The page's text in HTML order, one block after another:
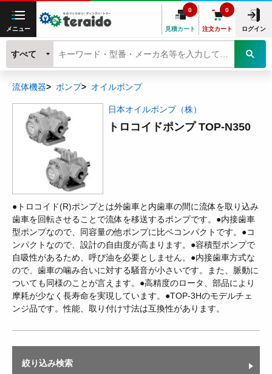
メニュー 見積カート
0
注文カート
0
ログイン
すべて
流体機器 ポンプ オイルポンプ
日本オイルポンプ（株）
トロコイドポンプ TOP-N350
●トロコイド(R)ポンプとは外歯車と内歯車の間に流体を取り込み
歯車を回転させることで流体を移送するポンプです。●内接歯車
型ポンプなので、同容量の他ポンプに比ベコンパクトです。●コ
ンパクトなので、設計の自由度が高まります。●容積型ポンプで
自吸性があるため、呼び油を必要としません。●内接歯車方式な
ので、歯車の噛み合いに対する騒音が小さいです。また、脈動に
ついても同様のことが言えます。●高精度のロータ、部品により
摩耗が少なく長寿命を実現しています。●TOP-3Hのモデルチェ
ンジ品です。性能、取り付け寸法は互換性があります。
絞り込み検索